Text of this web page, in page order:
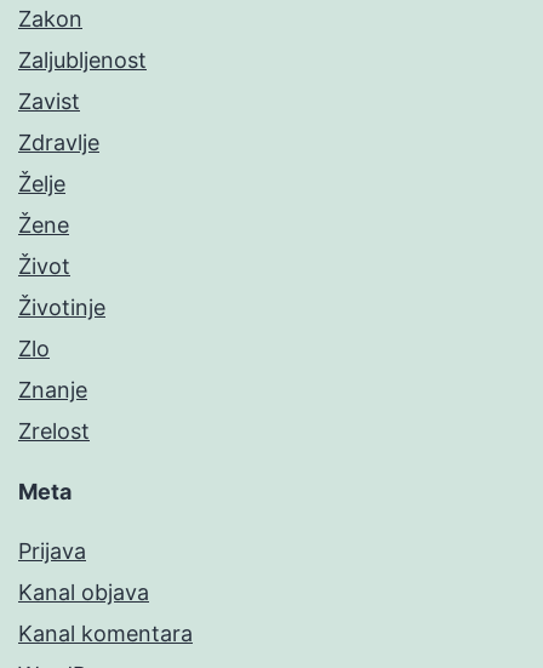
Zakon
Zaljubljenost
Zavist
Zdravlje
Želje
Žene
Život
Životinje
Zlo
Znanje
Zrelost
Meta
Prijava
Kanal objava
Kanal komentara